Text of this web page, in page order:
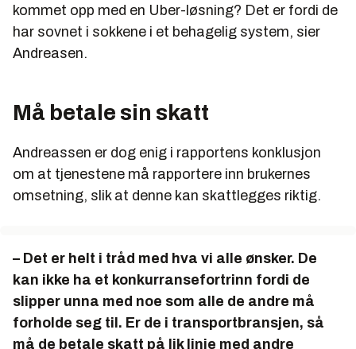
kommet opp med en Uber-løsning? Det er fordi de
har sovnet i sokkene i et behagelig system, sier
Andreasen.
Må betale sin skatt
Andreassen er dog enig i rapportens konklusjon
om at tjenestene må rapportere inn brukernes
omsetning, slik at denne kan skattlegges riktig.
– Det er helt i tråd med hva vi alle ønsker. De
kan ikke ha et konkurransefortrinn fordi de
slipper unna med noe som alle de andre må
forholde seg til. Er de i transportbransjen, så
må de betale skatt på lik linje med andre